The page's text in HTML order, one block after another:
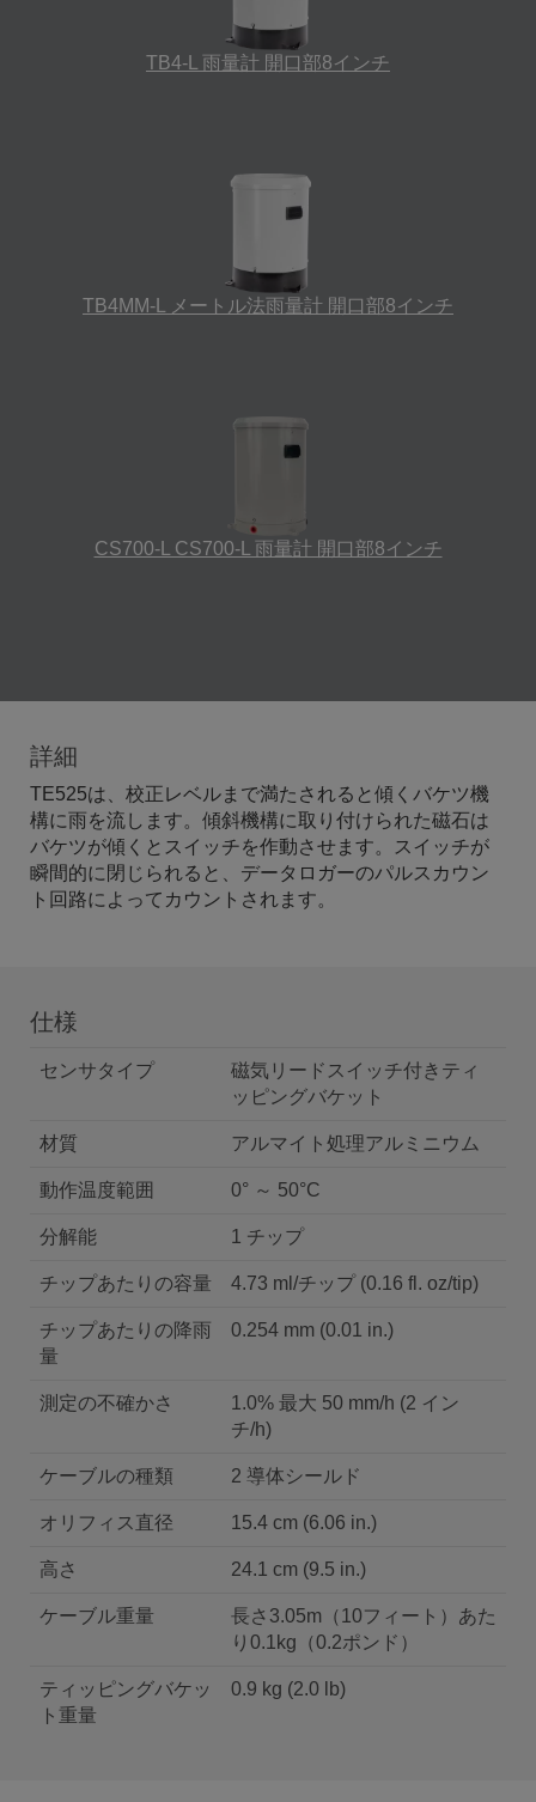
TB4-L 雨量計 開口部8インチ
TB4MM-L メートル法雨量計 開口部8インチ
CS700-L CS700-L 雨量計 開口部8インチ
詳細
TE525は、校正レベルまで満たされると傾くバケツ機
構に雨を流します。傾斜機構に取り付けられた磁石は
バケツが傾くとスイッチを作動させます。スイッチが
瞬間的に閉じられると、データロガーのパルスカウン
ト回路によってカウントされます。
仕様
センサタイプ
磁気リードスイッチ付きティ
ッピングバケット
材質 アルマイト処理アルミニウム
動作温度範囲 0° ～ 50°C
分解能 1 チップ
チップあたりの容量 4.73 ml/チップ (0.16 fl. oz/tip)
チップあたりの降雨
量
0.254 mm (0.01 in.)
測定の不確かさ
1.0% 最大 50 mm/h (2 イン
チ/h)
ケーブルの種類 2 導体シールド
オリフィス直径 15.4 cm (6.06 in.)
高さ 24.1 cm (9.5 in.)
ケーブル重量
長さ3.05m（10フィート）あた
り0.1kg（0.2ポンド）
ティッピングバケッ
ト重量
0.9 kg (2.0 lb)